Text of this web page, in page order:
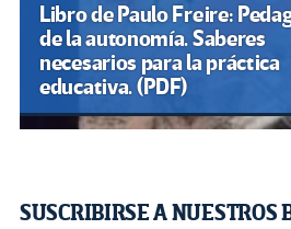
Libro de Paulo Freire:
de la autonomía. Saberes
necesarios para la práctica
educativa. (PDF)
SUSCRIBIRSE A NUESTROS